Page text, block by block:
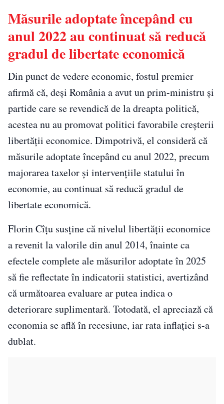
Măsurile adoptate începând cu
anul 2022 au continuat să reducă
gradul de libertate economică
Din punct de vedere economic, fostul premier
afirmă că, deși România a avut un prim-ministru și
partide care se revendică de la dreapta politică,
acestea nu au promovat politici favorabile creșterii
libertății economice. Dimpotrivă, el consideră că
măsurile adoptate începând cu anul 2022, precum
majorarea taxelor și intervențiile statului în
economie, au continuat să reducă gradul de
libertate economică.
Florin Cîțu susține că nivelul libertății economice
a revenit la valorile din anul 2014, înainte ca
efectele complete ale măsurilor adoptate în 2025
să fie reflectate în indicatorii statistici, avertizând
că următoarea evaluare ar putea indica o
deteriorare suplimentară. Totodată, el apreciază că
economia se află în recesiune, iar rata inflației s-a
dublat.